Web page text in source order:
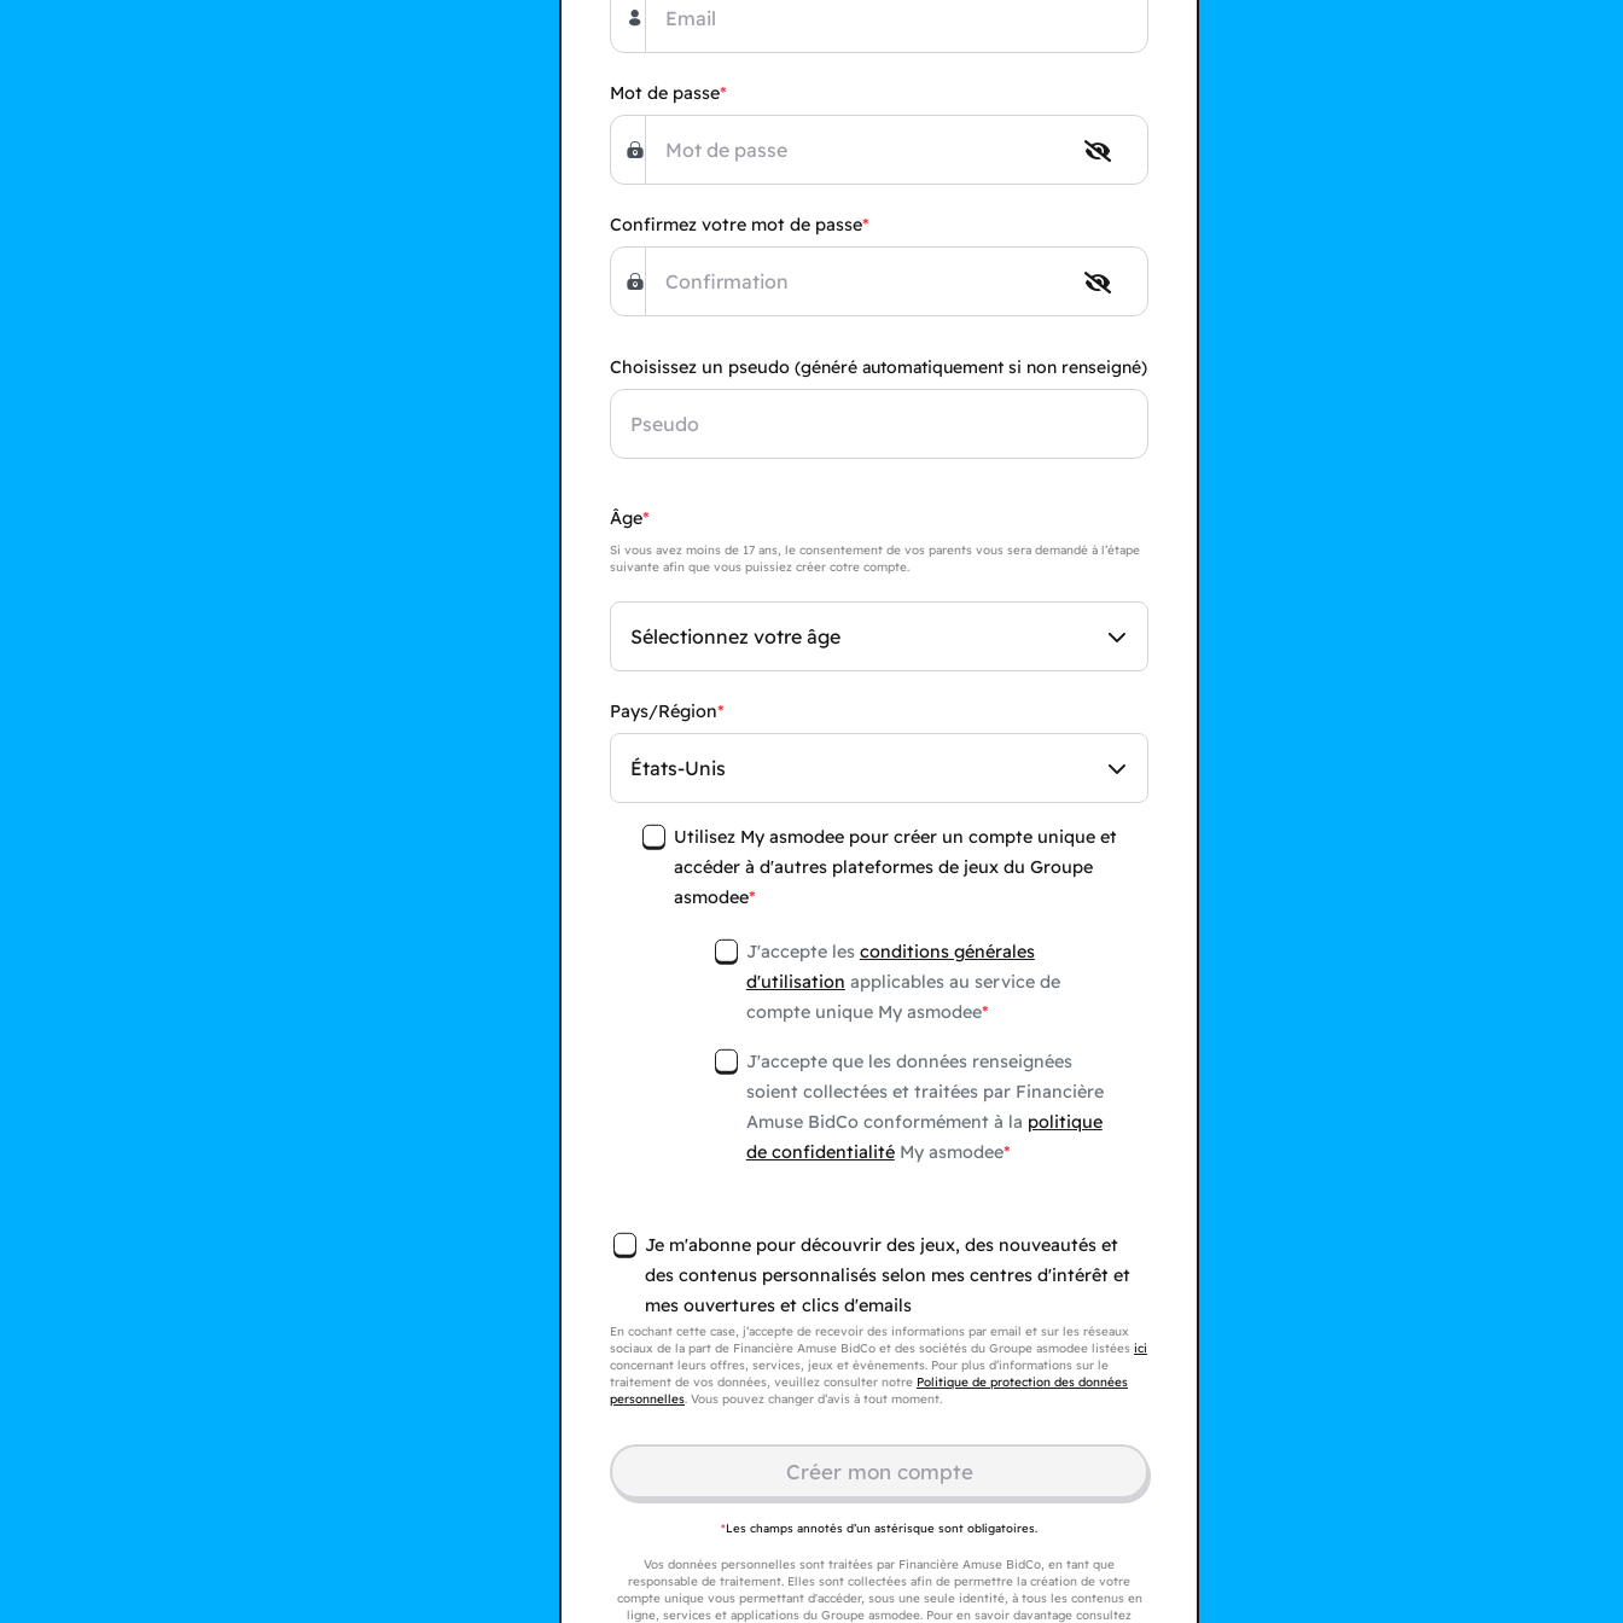
Mot de passe
Confirmez votre mot de passe
Choisissez un pseudo (généré automatiquement si non renseigné)
Âge
Si vous avez moins de 17 ans, le consentement de vos parents vous sera demandé à l’étape
suivante afin que vous puissiez créer cotre compte.
Sélectionnez votre âge
Pays/Région
États-Unis
Utilisez My asmodee pour créer un compte unique et
accéder à d'autres plateformes de jeux du Groupe
asmodee
J'accepte les conditions générales
d'utilisation applicables au service de
compte unique My asmodee
J'accepte que les données renseignées
soient collectées et traitées par Financière
Amuse BidCo conformément à la politique
de confidentialitéMy asmodee
Je m'abonne pour découvrir des jeux, des nouveautés et
des contenus personnalisés selon mes centres d'intérêt et
mes ouvertures et clics d'emails
En cochant cette case, j’accepte de recevoir des informations par email et sur les réseaux
sociaux de la part de Financière Amuse BidCo et des sociétés du Groupe asmodee listées ici
concernant leurs offres, services, jeux et événements. Pour plus d’informations sur le
traitement de vos données, veuillez consulter notre Politique de protection des données
personnelles. Vous pouvez changer d’avis à tout moment.
Créer mon compte​
*Les champs annotés d’un astérisque sont obligatoires.
Vos données personnelles sont traitées par Financière Amuse BidCo, en tant que
responsable de traitement. Elles sont collectées afin de permettre la création de votre
compte unique vous permettant d'accéder, sous une seule identité, à tous les contenus en
ligne, services et applications du Groupe asmodee. Pour en savoir davantage consultez